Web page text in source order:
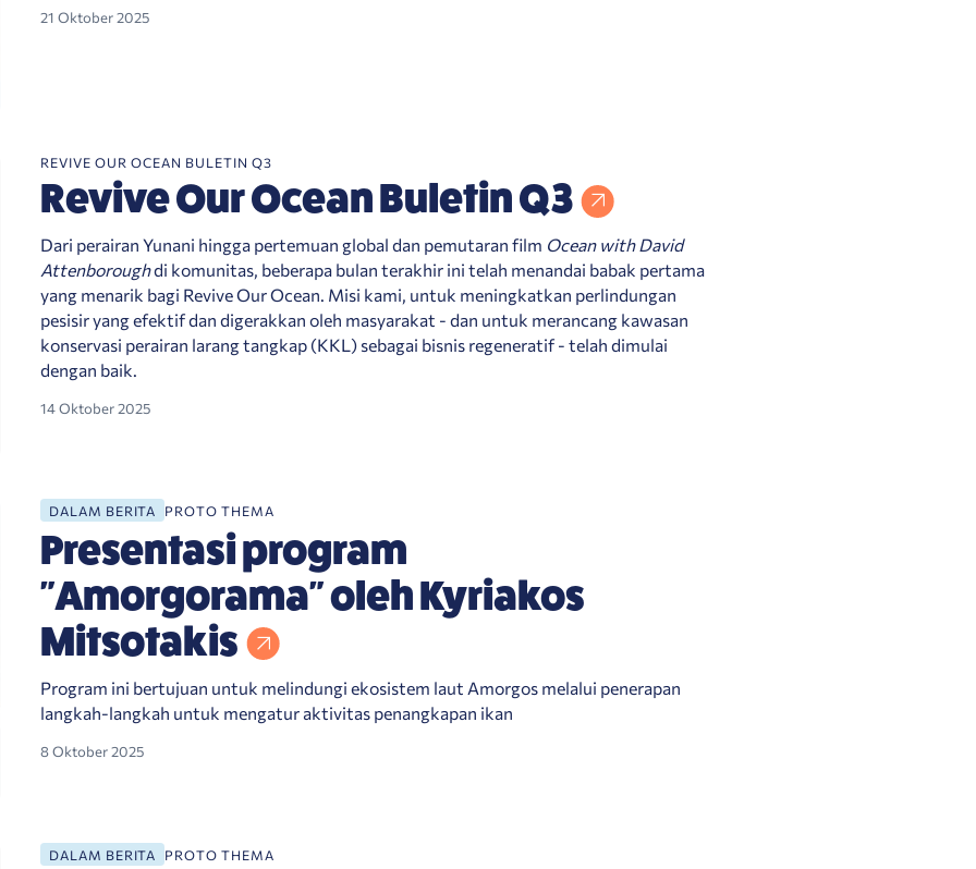
21 Oktober 2025
REVIVE OUR OCEAN BULETIN Q3
Revive Our Ocean Buletin Q3
Dari perairan Yunani hingga pertemuan global dan pemutaran film Ocean with David
Attenboroughdi komunitas, beberapa bulan terakhir ini telah menandai babak pertama
yang menarik bagi Revive Our Ocean. Misi kami, untuk meningkatkan perlindungan
pesisir yang efektif dan digerakkan oleh masyarakat - dan untuk merancang kawasan
konservasi perairan larang tangkap (KKL) sebagai bisnis regeneratif - telah dimulai
dengan baik.
14 Oktober 2025
DALAM BERITA PROTO THEMA
Presentasi program
"Amorgorama" oleh Kyriakos
Mitsotakis
Program ini bertujuan untuk melindungi ekosistem laut Amorgos melalui penerapan
langkah-langkah untuk mengatur aktivitas penangkapan ikan
8 Oktober 2025
laut di Ionia dan Cyclades
DALAM BERITA PROTO THEMA